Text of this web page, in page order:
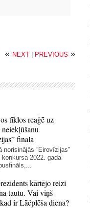
« NEXT PREVIOUS »
tīklos reaģē uz
finālā
norisinājās ”Eirovīzijas”
konkursa 2022. gada
kārtējo reizi
tautu. Vai viņš
ir Lāčplēša diena?